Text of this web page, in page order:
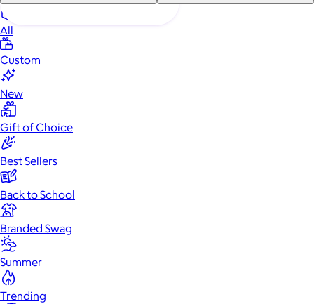
All
Custom
New
Gift of Choice
Best Sellers
Back to School
Branded Swag
Summer
Trending